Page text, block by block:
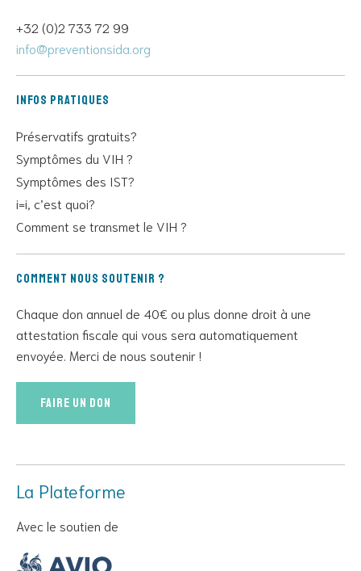
+32 (0)2 733 72 99
info@preventionsida.org
Infos pratiques
Préservatifs gratuits?
Symptômes du VIH ?
Symptômes des IST?
i=i, c’est quoi?
Comment se transmet le VIH ?
Comment nous soutenir ?
Chaque don annuel de 40€ ou plus donne droit à une
attestation fiscale qui vous sera automatiquement
envoyée. Merci de nous soutenir !
Faire un don
La Plateforme
Avec le soutien de